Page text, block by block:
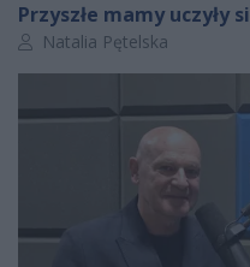
Przyszłe mamy uczyły
Autor artykułu:
Natalia Pętelska